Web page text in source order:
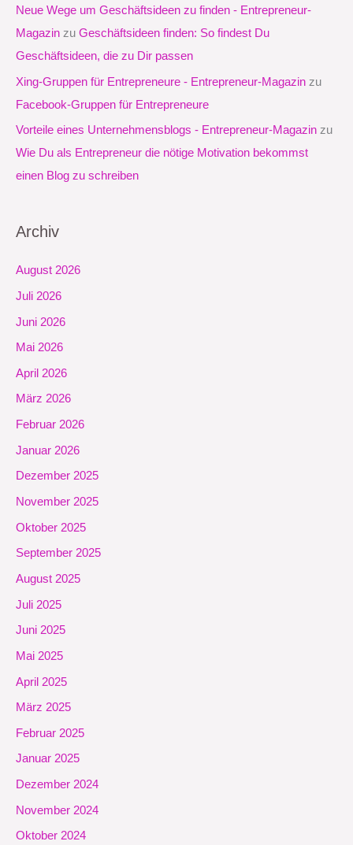
Neue Wege um Geschäftsideen zu finden - Entrepreneur-
Magazin zu Geschäftsideen finden: So findest Du
Geschäftsideen, die zu Dir passen
Xing-Gruppen für Entrepreneure - Entrepreneur-Magazin zu
Facebook-Gruppen für Entrepreneure
Vorteile eines Unternehmensblogs - Entrepreneur-Magazin zu
Wie Du als Entrepreneur die nötige Motivation bekommst
einen Blog zu schreiben
Archiv
August 2026
Juli 2026
Juni 2026
Mai 2026
April 2026
März 2026
Februar 2026
Januar 2026
Dezember 2025
November 2025
Oktober 2025
September 2025
August 2025
Juli 2025
Juni 2025
Mai 2025
April 2025
März 2025
Februar 2025
Januar 2025
Dezember 2024
November 2024
Oktober 2024